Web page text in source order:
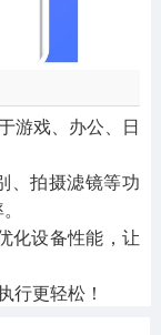
游戏、办公、日
、拍摄滤镜等功
化设备性能，让
行更轻松！